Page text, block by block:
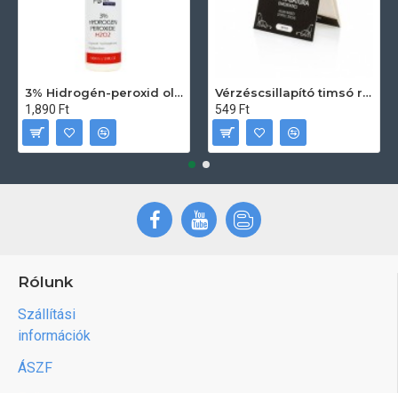
3% Hidrogén-peroxid oldat (sebfertőtlenítő) 100ml
1,890 Ft
Vérzéscsillapító timsó rúd 20db
549 Ft
Rólunk
Szállítási
információk
ÁSZF